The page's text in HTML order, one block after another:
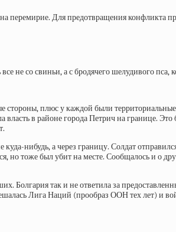
Для предотвращения конфликта
не со свиньи, а с бродячего шелудивого
плюс у каждой были
в районе города Петрич на границе.
нибудь, а через границу. Солдат
но тоже был убит на месте. Сообщалось и о
так и не ответила за
Лига Наций (прообраз ООН тех лет) и